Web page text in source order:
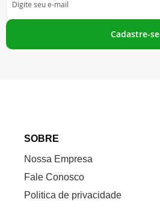
se
na
Newsletter:
Cadastre-se
SOBRE
Nossa Empresa
Fale Conosco
Politica de privacidade